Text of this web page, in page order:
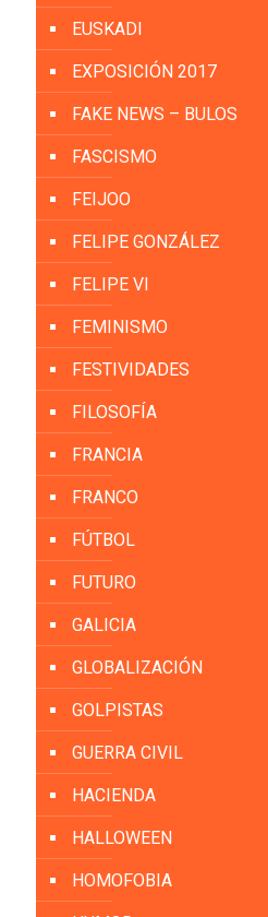
EUSKADI
EXPOSICIÓN 2017
FAKE NEWS – BULOS
FASCISMO
FEIJOO
FELIPE GONZÁLEZ
FELIPE VI
FEMINISMO
FESTIVIDADES
FILOSOFÍA
FRANCIA
FRANCO
FÚTBOL
FUTURO
GALICIA
GLOBALIZACIÓN
GOLPISTAS
GUERRA CIVIL
HACIENDA
HALLOWEEN
HOMOFOBIA